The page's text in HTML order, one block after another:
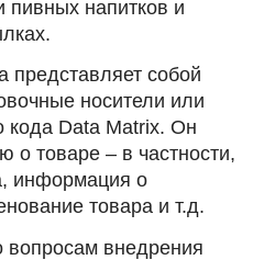
пивных напитков и
представляет собой
носители или
кода Data Matrix. Он
товаре – в частности,
информация о
товара и т.д.
вопросам внедрения